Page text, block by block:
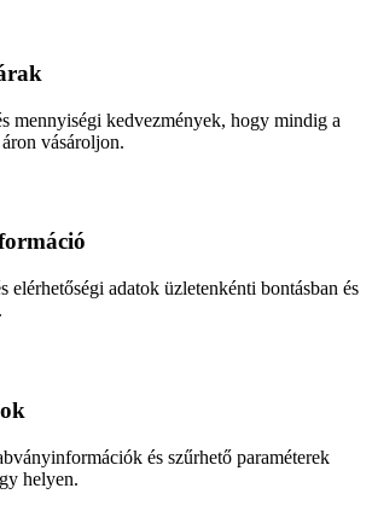
mennyiségi kedvezmények, hogy mindig a
vásároljon.
elérhetőségi adatok üzletenkénti bontásban és
és szűrhető paraméterek
helyen.